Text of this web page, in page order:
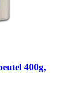
400g,